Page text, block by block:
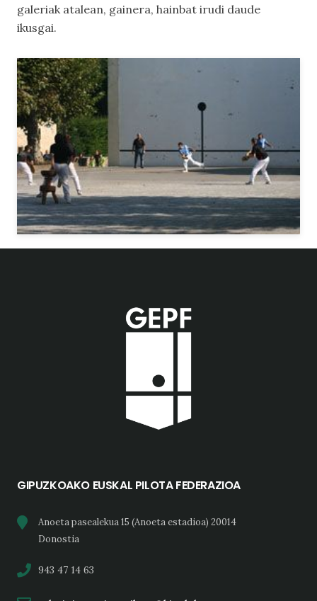
galeriak atalean, gainera, hainbat irudi daude
ikusgai.
GIPUZKOAKO EUSKAL PILOTA FEDERAZIOA
Anoeta pasealekua 15 (Anoeta estadioa) 20014
Donostia
943 47 14 63